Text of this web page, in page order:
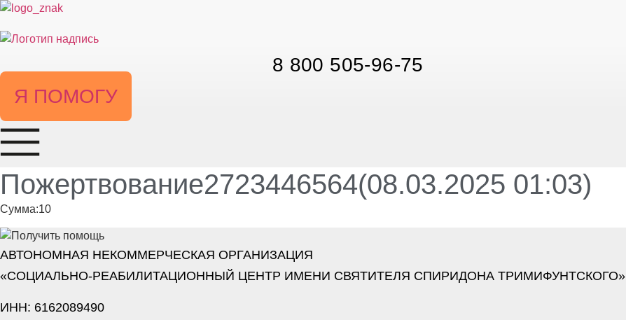
Перейти
содержимому
8 800 505-96-75
Я ПОМОГУ
Пожертвование2723446564(08.03.2025 01:03)
Сумма:10
АВТОНОМНАЯ НЕКОММЕРЧЕСКАЯ ОРГАНИЗАЦИЯ
«СОЦИАЛЬНО-РЕАБИЛИТАЦИОННЫЙ ЦЕНТР ИМЕНИ СВЯТИТЕЛЯ СПИРИДОНА ТРИМИФУНТСКОГО»
ИНН: 6162089490